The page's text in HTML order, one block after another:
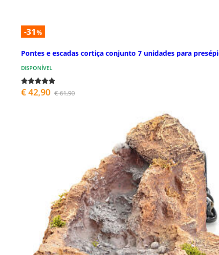
-31 %
Pontes e escadas cortiça conjunto 7 unidades para
DISPONÍVEL
€ 42,90 € 61,90